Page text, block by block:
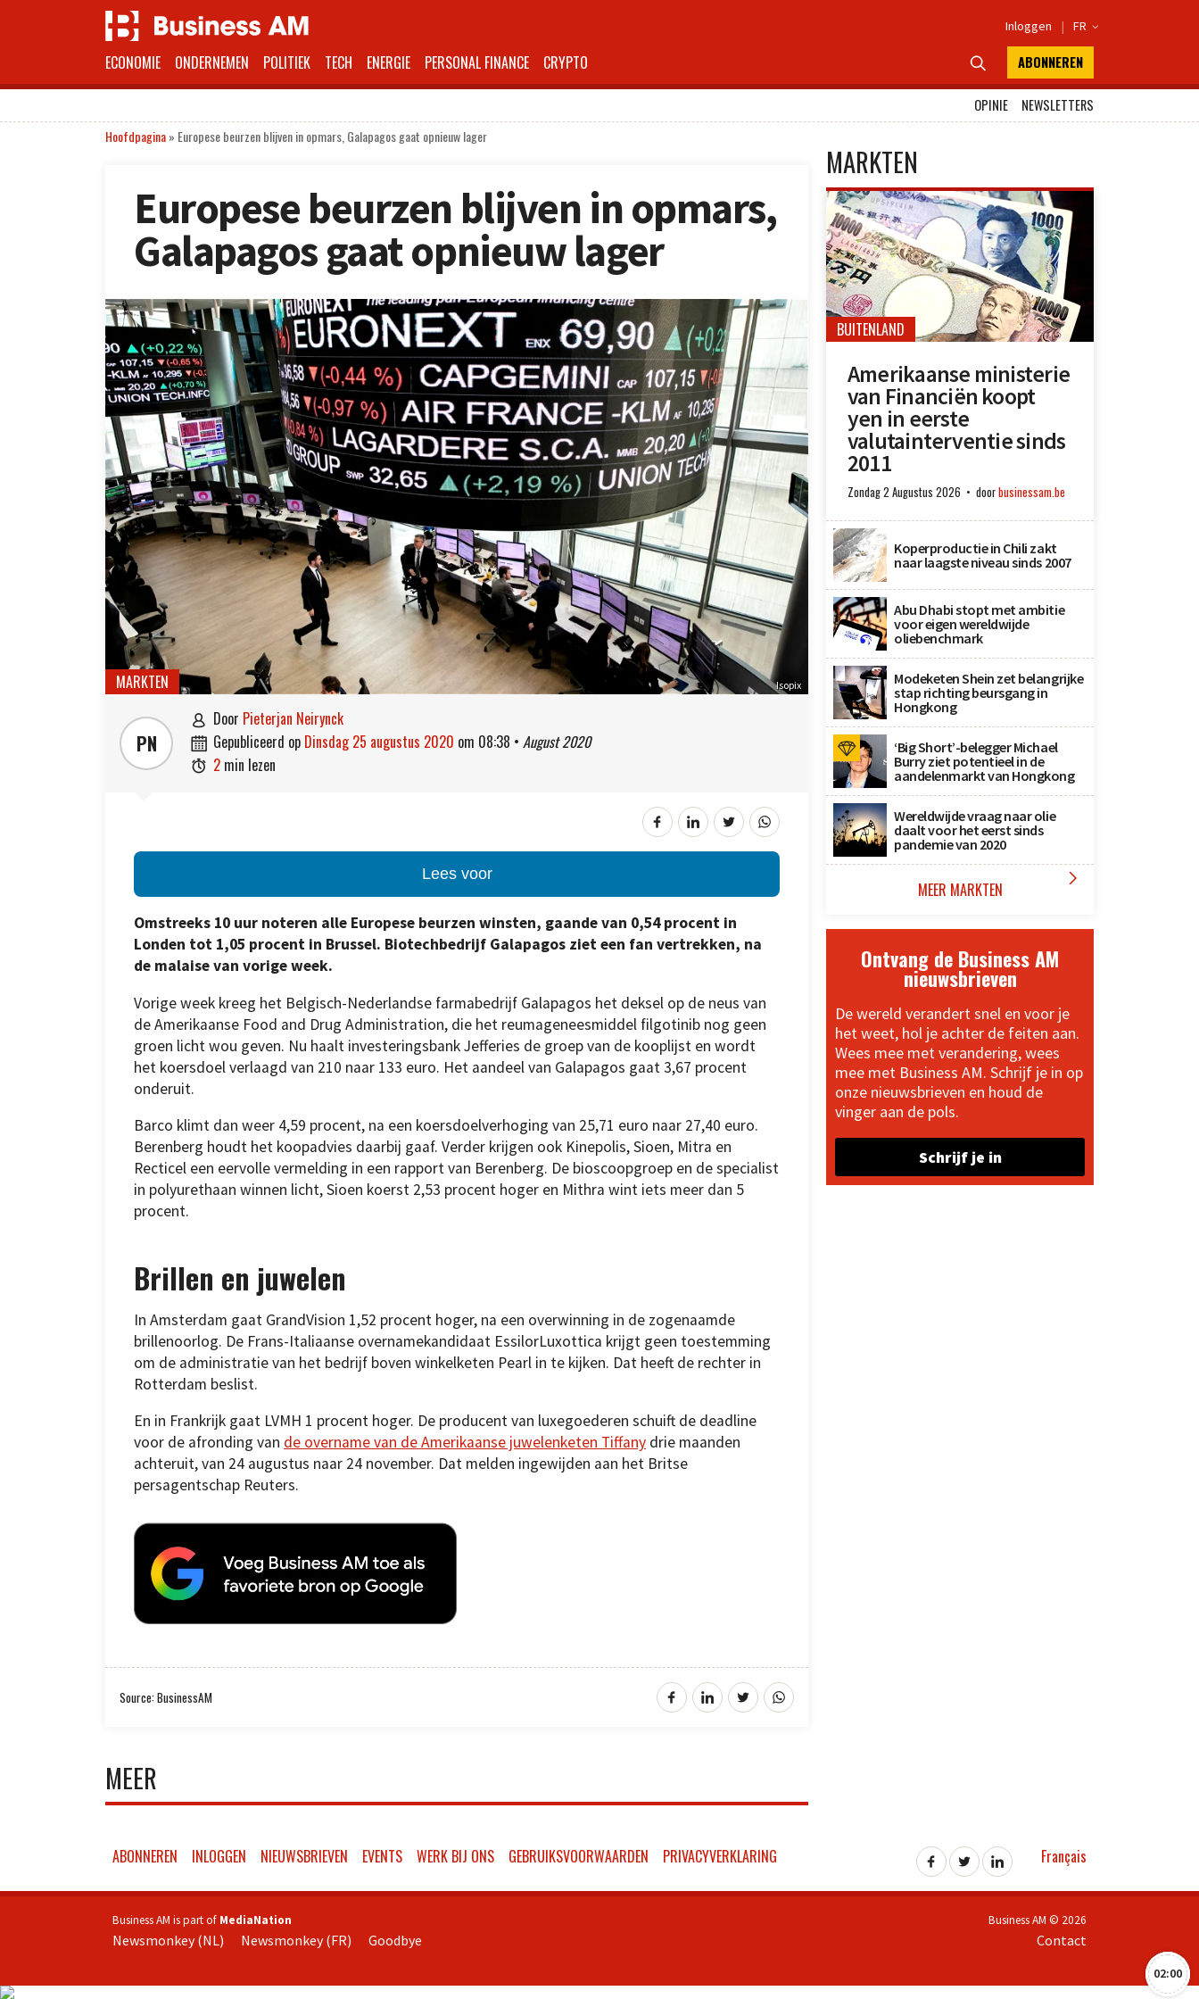
Inloggen | FR 
ECONOMIE ONDERNEMEN POLITIEK TECH ENERGIE PERSONAL FINANCE CRYPTO  ABONNEREN
OPINIE
NEWSLETTERS
Hoofdpagina» Europese beurzen blijven in opmars, Galapagos gaat opnieuw lager
Europese beurzen blijven in opmars,
Galapagos gaat opnieuw lager
Isopix
MARKTEN
PN
 door Pieterjan Neirynck
 gepubliceerd op dinsdag 25 augustus 2020 om 08:38 • August 2020
 2 min lezen
Lees voor
Omstreeks 10 uur noteren alle Europese beurzen winsten, gaande van 0,54 procent in
Londen tot 1,05 procent in Brussel. Biotechbedrijf Galapagos ziet een fan vertrekken, na
de malaise van vorige week.
Vorige week kreeg het Belgisch-Nederlandse farmabedrijf Galapagos het deksel op de neus van
de Amerikaanse Food and Drug Administration, die het reumageneesmiddel filgotinib nog geen
groen licht wou geven. Nu haalt investeringsbank Jefferies de groep van de kooplijst en wordt
het koersdoel verlaagd van 210 naar 133 euro. Het aandeel van Galapagos gaat 3,67 procent
onderuit.
Barco klimt dan weer 4,59 procent, na een koersdoelverhoging van 25,71 euro naar 27,40 euro.
Berenberg houdt het koopadvies daarbij gaaf. Verder krijgen ook Kinepolis, Sioen, Mitra en
Recticel een eervolle vermelding in een rapport van Berenberg. De bioscoopgroep en de specialist
in polyurethaan winnen licht, Sioen koerst 2,53 procent hoger en Mithra wint iets meer dan 5
procent.
Brillen en juwelen
In Amsterdam gaat GrandVision 1,52 procent hoger, na een overwinning in de zogenaamde
brillenoorlog. De Frans-Italiaanse overnamekandidaat EssilorLuxottica krijgt geen toestemming
om de administratie van het bedrijf boven winkelketen Pearl in te kijken. Dat heeft de rechter in
Rotterdam beslist.
En in Frankrijk gaat LVMH 1 procent hoger. De producent van luxegoederen schuift de deadline
voor de afronding van de overname van de Amerikaanse juwelenketen Tiffany drie maanden
achteruit, van 24 augustus naar 24 november. Dat melden ingewijden aan het Britse
persagentschap Reuters.
Source: BusinessAM
MEER
MARKTEN
BUITENLAND
Amerikaanse ministerie
van Financiën koopt
yen in eerste
valutainterventie sinds
2011
Zondag 2 Augustus 2026 doorbusinessam.be
Koperproductie in Chili zakt
naar laagste niveau sinds 2007
Abu Dhabi stopt met ambitie
voor eigen wereldwijde
oliebenchmark
Modeketen Shein zet belangrijke
stap richting beursgang in
Hongkong
‘Big Short’-belegger Michael
Burry ziet potentieel in de
aandelenmarkt van Hongkong
Wereldwijde vraag naar olie
daalt voor het eerst sinds
pandemie van 2020
MEER MARKTEN 
Ontvang de Business AM
nieuwsbrieven
De wereld verandert snel en voor je
het weet, hol je achter de feiten aan.
Wees mee met verandering, wees
mee met Business AM. Schrijf je in op
onze nieuwsbrieven en houd de
vinger aan de pols.
Schrijf je in
02:00
ABONNEREN INLOGGEN NIEUWSBRIEVEN EVENTS WERK BIJ ONS GEBRUIKSVOORWAARDEN PRIVACYVERKLARING Français
Business AM is part of MediaNation
Newsmonkey (NL) Newsmonkey (FR) Goodbye
Business AM © 2026
Contact